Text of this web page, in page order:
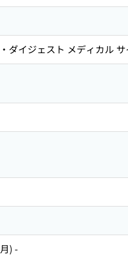
ダイジェスト メディカル
) -